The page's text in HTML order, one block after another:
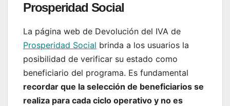
Prosperidad Social
La página web de Devolución del IVA de
Prosperidad Social brinda a los usuarios la
posibilidad de verificar su estado como
beneficiario del programa. Es fundamental
recordar que la selección de beneficiarios se
realiza para cada ciclo operativo y no es